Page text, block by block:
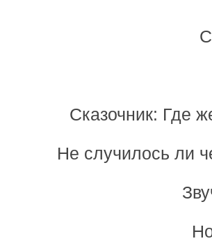
Сказочник: Где
Не случилось ли